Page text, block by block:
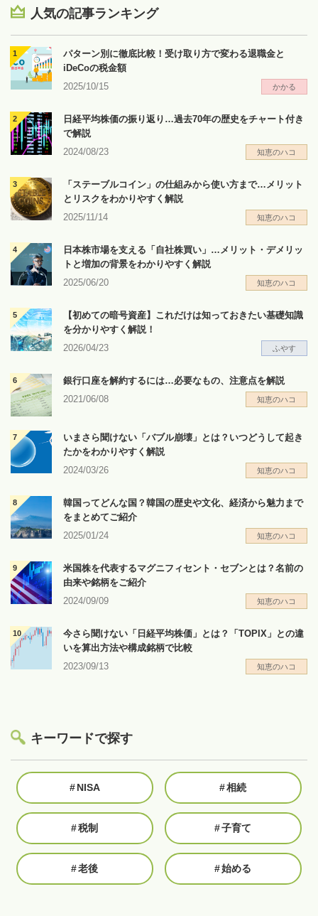
人気の記事ランキング
パターン別に徹底比較！受け取り方で変わる退職金と
iDeCoの税金額
2025/10/15
かかる
日経平均株価の振り返り…過去70年の歴史をチャート付き
で解説
2024/08/23
知恵のハコ
「ステーブルコイン」の仕組みから使い方まで…メリット
とリスクをわかりやすく解説
2025/11/14
知恵のハコ
日本株市場を支える「自社株買い」…メリット・デメリッ
トと増加の背景をわかりやすく解説
2025/06/20
知恵のハコ
【初めての暗号資産】これだけは知っておきたい基礎知識
を分かりやすく解説！
2026/04/23
ふやす
銀行口座を解約するには…必要なもの、注意点を解説
2021/06/08
知恵のハコ
いまさら聞けない「バブル崩壊」とは？いつどうして起き
たかをわかりやすく解説
2024/03/26
知恵のハコ
韓国ってどんな国？韓国の歴史や文化、経済から魅力まで
をまとめてご紹介
2025/01/24
知恵のハコ
米国株を代表するマグニフィセント・セブンとは？名前の
由来や銘柄をご紹介
2024/09/09
知恵のハコ
今さら聞けない「日経平均株価」とは？「TOPIX」との違
いを算出方法や構成銘柄で比較
2023/09/13
知恵のハコ
キーワードで探す
#NISA #相続
#税制 #子育て
#老後 #始める